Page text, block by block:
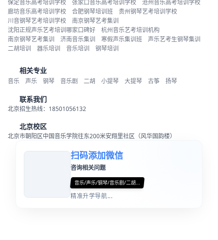
保定音乐高考培训学校
张家口音乐高考培训学校
沧州音乐高考培训学校
廊坊音乐高考培训学校
合肥钢琴培训班
贵州钢琴艺考培训学校
川音钢琴艺考培训学校
南京钢琴艺考集训
沈阳正规声乐艺考培训哪家口碑好
杭州音乐艺考培训机构
南京钢琴艺考集训
济南音乐集训 寒假声乐集训班
声乐艺考生钢琴集训
二胡培训
器乐培训 音乐培训 钢琴培训
相关专业
音乐 声乐 钢琴 音乐剧 二胡 小提琴 大提琴 古筝 扬琴
联系我们
北京招生热线：18501056132
北京校区
北京市朝阳区中国音乐学院往东200米安翔里社区（风华国韵楼）
扫码添加微信
咨询相关问题
音乐/声乐/钢琴/音乐剧/二胡...
精准升学导航...